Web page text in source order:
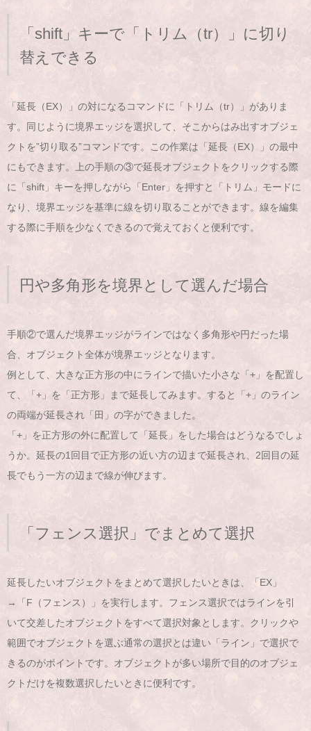
「shift」キーで「トリム（tr）」に切り
替えできる
「延長（EX）」の対になるコマンドに「トリム（tr）」がありま
す。同じように境界エッジを選択して、そこからはみ出すオブジェ
クトを”切り取る”コマンドです。この作業は「延長（EX）」の最中
にもできます。上の手順の③で延長オブジェクトをクリックする際
に「shift」キーを押しながら「Enter」を押すと「トリム」モードに
なり、境界エッジを基準に線を切り取ることができます。線を編集
する際に手順を少なくできるので覚えておくと便利です。
円や多角形を境界として選んだ場合
手順②で選んだ境界エッジがラインではなく多角形や円だった場
合、オブジェクト全体が境界エッジとなります。
例として、大きな正方形の中にラインで描いた小さな「+」を配置し
て、「+」を「正方形」まで延長してみます。すると「+」のライン
の両端が延長され「田」の字ができました。
「+」を正方形の外に配置して「延長」をした場合はどうなるでしょ
うか。延長の1回目で正方形の近い方の辺まで延長され、2回目の延
長でもう一方の辺まで線が伸びます。
「フェンス選択」でまとめて選択
延長したいオブジェクトをまとめて選択したいときは、「EX」
→「F（フェンス）」を実行します。フェンス選択ではラインを引
いて交差したオブジェクトをすべて選択対象とします。クリックや
範囲でオブジェクトを選ぶ通常の選択とは違い「ライン」で選択で
きるのがポイントです。オブジェクトが多い場所で目的のオブジェ
クトだけを複数選択したいときに便利です。